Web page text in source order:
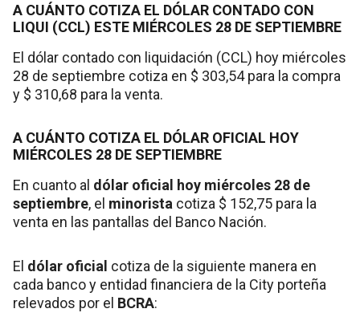
A CUÁNTO COTIZA EL DÓLAR CONTADO CON
LIQUI (CCL) ESTE MIÉRCOLES 28 DE SEPTIEMBRE
El dólar contado con liquidación (CCL) hoy miércoles
28 de septiembre cotiza en $ 303,54 para la compra
y $ 310,68 para la venta.
A CUÁNTO COTIZA EL DÓLAR OFICIAL HOY
MIÉRCOLES 28 DE SEPTIEMBRE
En cuanto al dólar oficial hoy miércoles 28 de
septiembre, el minorista cotiza $ 152,75 para la
venta en las pantallas del Banco Nación.
El dólar oficial cotiza de la siguiente manera en
cada banco y entidad financiera de la City porteña
relevados por el BCRA: